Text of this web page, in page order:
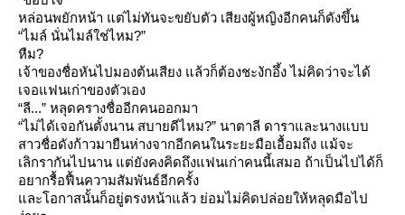
หล่อนพยักหน้า แต่ไม่ทันจะขยับตัว เสียงผู้หญิงอีกคนก็ดังขึ้น
“ไมล์ นั่นไมล์ใช่ไหม?”
หืม?
เจ้าของชื่อหันไปมองต้นเสียง แล้วก็ต้องชะงักอึ้ง ไม่คิดว่าจะได้
เจอแฟนเก่าของตัวเอง
“ลี...” หลุดครางชื่ออีกคนออกมา
“ไม่ได้เจอกันตั้งนาน สบายดีไหม?” นาตาลี ดาราและนางแบบ
สาวชื่อดังก้าวมายืนห่างจากอีกคนในระยะมือเอื้อมถึง แม้จะ
เลิกรากันไปนาน แต่ยังคงคิดถึงแฟนเก่าคนนี้เสมอ ถ้าเป็นไปได้ก็
อยากรื้อฟื้นความสัมพันธ์อีกครั้ง
ละโอกาสนั้นก็อยู่ตรงหน้าแล้ว ย่อมไม่คิดปล่อยให้หลุดมือไป